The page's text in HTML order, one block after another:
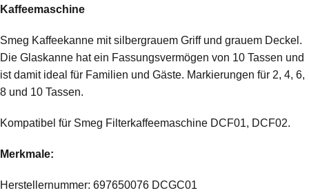
Kaffeemaschine
Smeg Kaffeekanne mit silbergrauem Griff und grauem Deckel.
Die Glaskanne hat ein Fassungsvermögen von 10 Tassen und
ist damit ideal für Familien und Gäste. Markierungen für 2, 4, 6,
8 und 10 Tassen.
Kompatibel für Smeg Filterkaffeemaschine DCF01, DCF02.
Merkmale:
Herstellernummer: 697650076 DCGC01